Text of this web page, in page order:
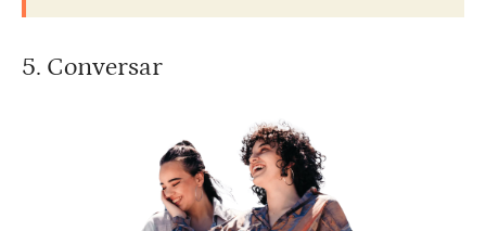
5. Conversar